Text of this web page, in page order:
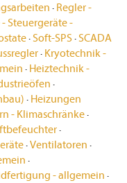
· Regler -
Steuergeräte -
· Soft-SPS· SCADA
· Kryotechnik -
· Heiztechnik -
·
· Heizungen
- Klimaschränke·
·
·Ventilatoren ·
·
- allgemein ·